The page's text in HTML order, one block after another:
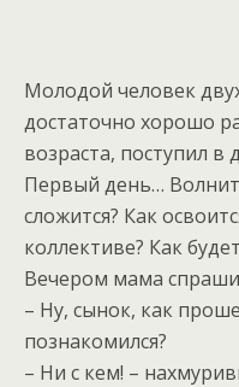
Молодой человек
достаточно хорошо
возраста, поступил в
Первый день…
сложится? Как
коллективе? Как
Вечером мама
– Ну, сынок, как
познакомился?
– Ни с кем! –